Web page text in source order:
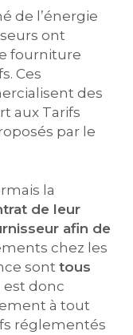
de l’énergie
ont
fourniture
Ces
des
aux Tarifs
par le
la
de leur
afin de
chez les
sont tous
est donc
à tout
réglementés